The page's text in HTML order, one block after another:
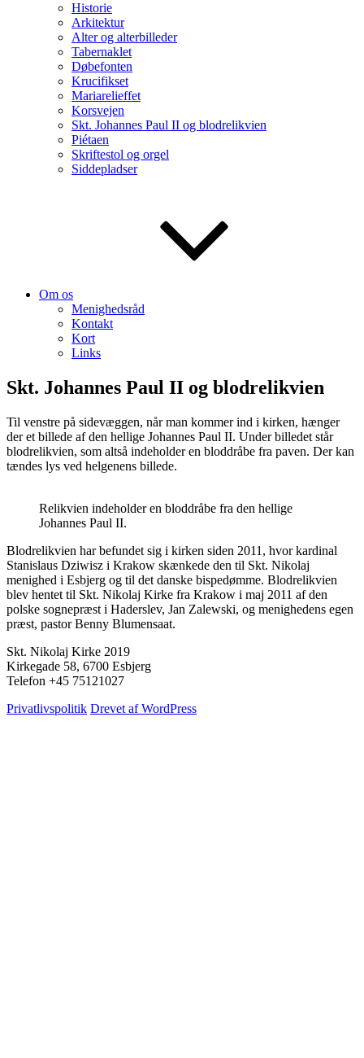
Historie
Arkitektur
Alter og alterbilleder
Tabernaklet
Døbefonten
Krucifikset
Mariarelieffet
Korsvejen
Skt. Johannes Paul II og blodrelikvien
Piétaen
Skriftestol og orgel
Siddepladser
Om os
Menighedsråd
Kontakt
Kort
Links
Skt. Johannes Paul II og blodrelikvien
Til venstre på sidevæggen, når man kommer ind i kirken, hænger
der et billede af den hellige Johannes Paul II. Under billedet står
blodrelikvien, som altså indeholder en bloddråbe fra paven. Der kan
tændes lys ved helgenens billede.
Relikvien indeholder en bloddråbe fra den hellige
Johannes Paul II.
Blodrelikvien har befundet sig i kirken siden 2011, hvor kardinal
Stanislaus Dziwisz i Krakow skænkede den til Skt. Nikolaj
menighed i Esbjerg og til det danske bispedømme. Blodrelikvien
blev hentet til Skt. Nikolaj Kirke fra Krakow i maj 2011 af den
polske sognepræst i Haderslev, Jan Zalewski, og menighedens egen
præst, pastor Benny Blumensaat.
Skt. Nikolaj Kirke 2019
Kirkegade 58, 6700 Esbjerg
Telefon +45 75121027
Privatlivspolitik Drevet af WordPress